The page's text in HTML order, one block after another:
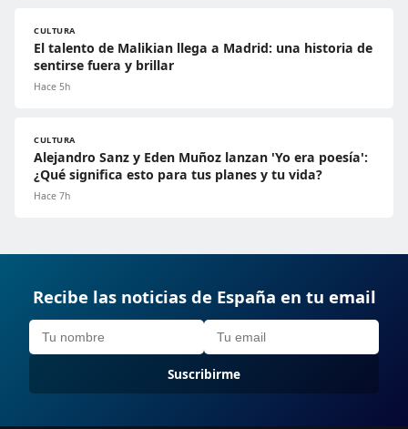
CULTURA
El talento de Malikian llega a Madrid: una historia de
sentirse fuera y brillar
Hace 5h
CULTURA
Alejandro Sanz y Eden Muñoz lanzan 'Yo era poesía':
¿Qué significa esto para tus planes y tu vida?
Hace 7h
Recibe las noticias de España en tu email
Suscribirme